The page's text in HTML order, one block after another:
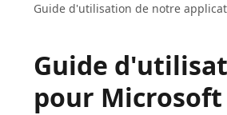
Guide d'utilisation de notre
Guide
pour Microsoft